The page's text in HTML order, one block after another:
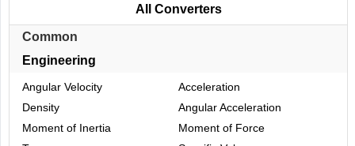
All Converters
Common
Engineering
Angular Velocity
Acceleration
Density
Angular Acceleration
Moment of Inertia
Moment of Force